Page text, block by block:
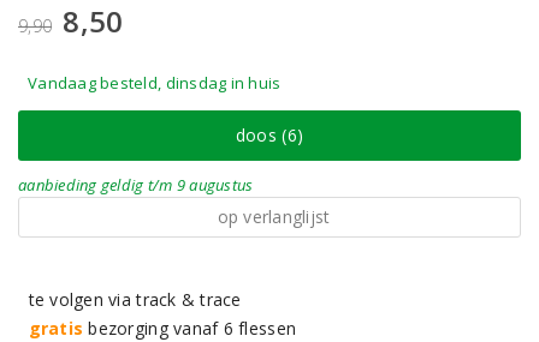
9,90 8,50
Vandaag besteld, dinsdag in huis
doos (6)
aanbieding geldig t/m 9 augustus
op verlanglijst
te volgen via track & trace
gratis bezorging vanaf 6 flessen